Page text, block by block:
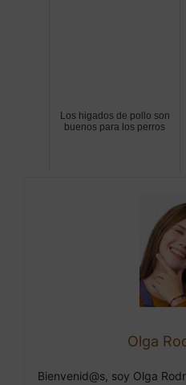
Los higados de pollo son
buenos para los perros
Olga
Bienvenid@s, soy Olga